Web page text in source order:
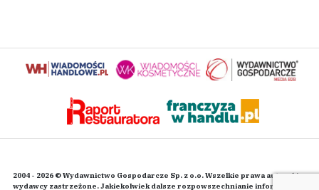
2004 - 2026 © Wydawnictwo Gospodarcze Sp. z o.o. Wszelkie prawa autorskie
wydawcy zastrzeżone. Jakiekolwiek dalsze rozpowszechnianie informacji i